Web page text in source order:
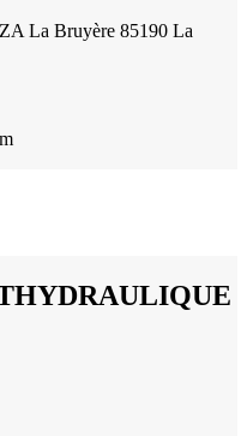
La Bruyère 85190 La